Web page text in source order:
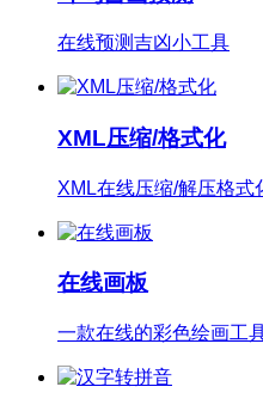
在线预测吉凶小工具
XML压缩/格式化
XML在线压缩/解压格式
在线画板
一款在线的彩色绘画工